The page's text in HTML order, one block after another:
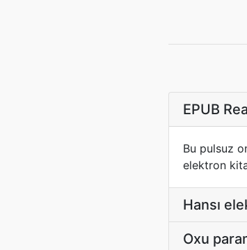
EPUB
Bu pulsuz
elektron
Hansı
Oxu